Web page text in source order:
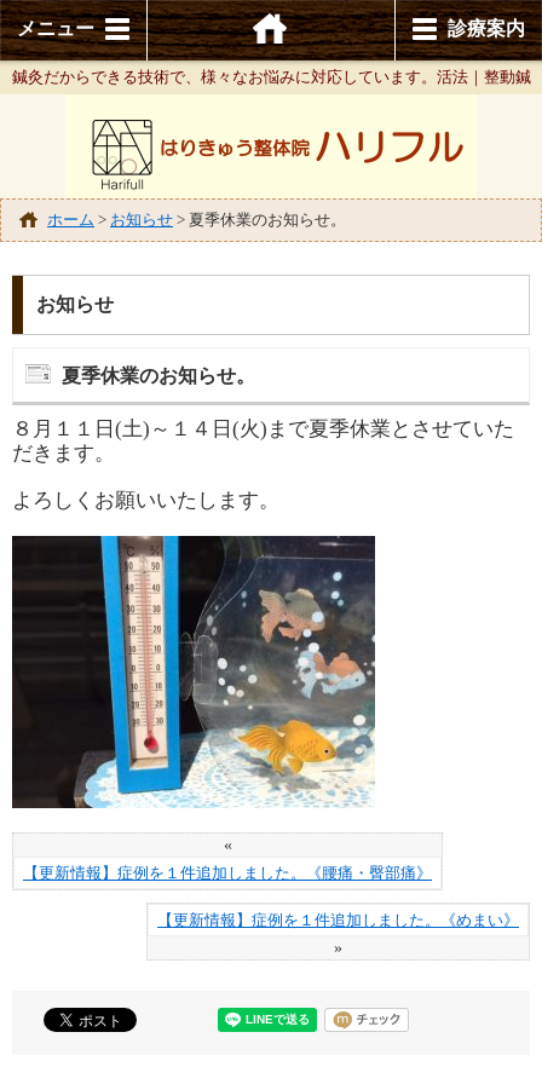
メニュー 診療案内
鍼灸だからできる技術で、様々なお悩みに対応しています。活法｜整動鍼
ホーム > お知らせ > 夏季休業のお知らせ。
お知らせ
夏季休業のお知らせ。
８月１１日(土)～１４日(火)まで夏季休業とさせていた
だきます。
よろしくお願いいたします。
«
【更新情報】症例を１件追加しました。《腰痛・臀部痛》
【更新情報】症例を１件追加しました。《めまい》
»